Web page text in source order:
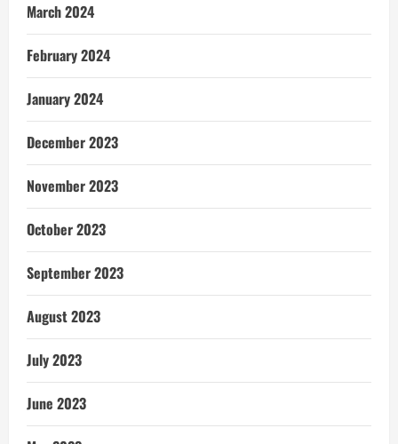
March 2024
February 2024
January 2024
December 2023
November 2023
October 2023
September 2023
August 2023
July 2023
June 2023